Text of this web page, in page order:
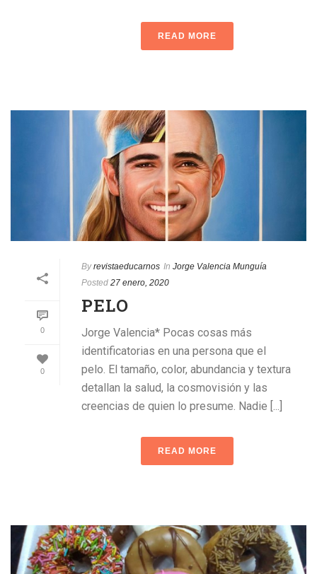
READ MORE
0
0
By revistaeducarnos In Jorge Valencia Munguía
Posted 27 enero, 2020
PELO
Jorge Valencia* Pocas cosas más
identificatorias en una persona que el
pelo. El tamaño, color, abundancia y textura
detallan la salud, la cosmovisión y las
creencias de quien lo presume. Nadie [...]
READ MORE